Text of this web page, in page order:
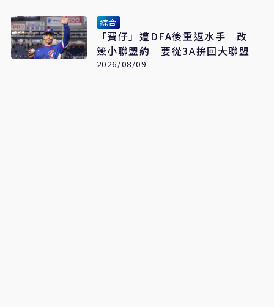
綜合
「費仔」遭DFA後重返水手 改
簽小聯盟約 要從3A拚回大聯盟
2026/08/09